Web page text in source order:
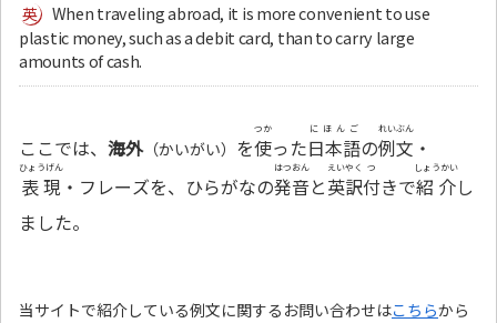
When traveling abroad, it is more convenient to use
plastic money, such as a debit card, than to carry large
amounts of cash.
ここでは、 海外（かいがい） を使
つか
った日本語
にほんご
の例文
れいぶん
・
表現
ひょうげん
・フレーズを、ひらがなの発音
はつおん
と英訳
えいやく
付
つ
きで紹介
しょうかい
し
ました。
当サイトで紹介している例文に関するお問い合わせはこちらから